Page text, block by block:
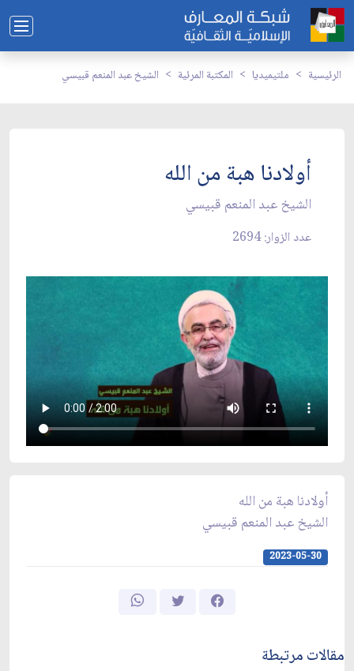
الرئيسية ملتيميديا المكتبة المرئية الشيخ عبد المنعم قبيسي
أولادنا هبة من الله
الشيخ عبد المنعم قبيسي
عدد الزوار: 2694
أولادنا هبة من الله
الشيخ عبد المنعم قبيسي
2023-05-30
مقالات مرتبطة